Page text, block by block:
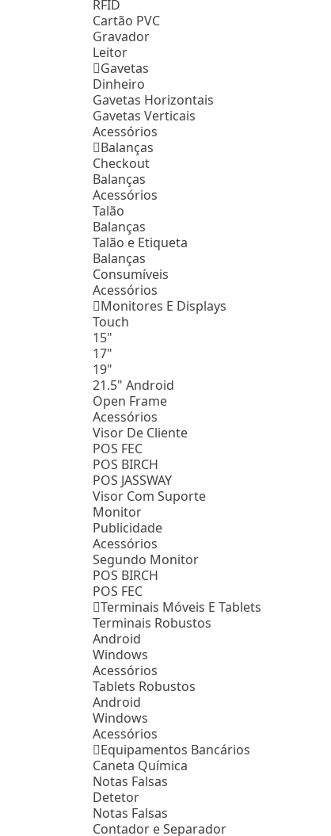
RFID
Cartão PVC
Gravador
Leitor
Gavetas
Dinheiro
Gavetas Horizontais
Gavetas Verticais
Acessórios
Balanças
Checkout
Balanças
Acessórios
Talão
Balanças
Talão e Etiqueta
Balanças
Consumíveis
Acessórios
Monitores E Displays
Touch
15"
17"
19"
21.5" Android
Open Frame
Acessórios
Visor De Cliente
POS FEC
POS BIRCH
POS JASSWAY
Visor Com Suporte
Monitor
Publicidade
Acessórios
Segundo Monitor
POS BIRCH
POS FEC
Terminais Móveis E Tablets
Terminais Robustos
Android
Windows
Acessórios
Tablets Robustos
Android
Windows
Acessórios
Equipamentos Bancários
Caneta Química
Notas Falsas
Detetor
Notas Falsas
Contador e Separador